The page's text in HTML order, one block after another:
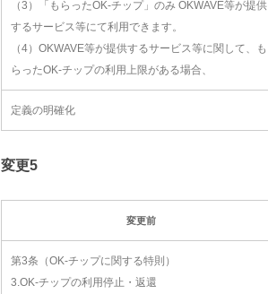
（3）「もらったOK-チップ」のみ OKWAVE等が提供
するサービス等にて利用できます。
（4）OKWAVE等が提供するサービス等に関して、も
らったOK-チップの利用上限がある場合、
定義の明確化
変更5
変更前
第3条（OK-チップに関する特則）
3.OK-チップの利用停止・返還